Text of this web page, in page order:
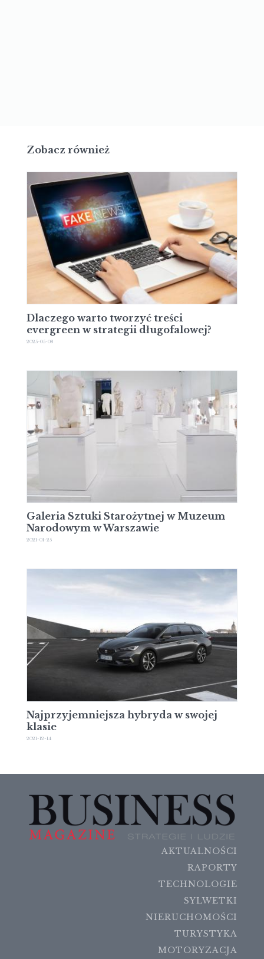
Zobacz również
Dlaczego warto tworzyć treści
evergreen w strategii długofalowej?
2025-05-08
Galeria Sztuki Starożytnej w Muzeum
Narodowym w Warszawie
2021-01-25
Najprzyjemniejsza hybryda w swojej
klasie
2021-12-14
AKTUALNOŚCI
RAPORTY
TECHNOLOGIE
SYLWETKI
NIERUCHOMOŚCI
TURYSTYKA
MOTORYZACJA